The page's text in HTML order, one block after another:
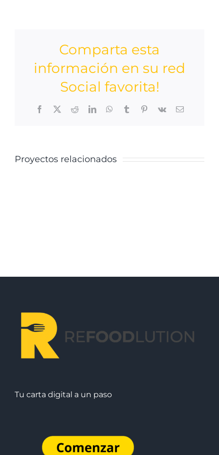
Comparta esta
información en su red
Social favorita!
Facebook
X RedditLinkedInWhatsApp
TumblrPinterest
Vk
Correo
Proyectos relacionados
Tu carta digital a un paso